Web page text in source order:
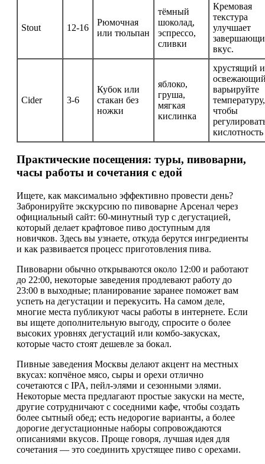
Stout 12-16
Рюмочная
или тюльпан
тёмный
шоколад,
эспрессо,
сливки
Кремовая
текстура
улучшает
вкус.
Cider 3-6
Кубок или
стакан без
ножки
яблоко,
груша,
мягкая
кислинка
хрустящий и
варьируйте
температуру,
чтобы
кислотность
Практические посещения: туры, пивоварни,
часы работы и сочетания с едой
Ищете, как максимально эффективно провести день?
Забронируйте экскурсию по пивоварне Арсенал через
официальный сайт: 60-минутный тур с дегустацией,
который делает крафтовое пиво доступным для
новичков. Здесь вы узнаете, откуда берутся ингредиенты
и как развивается процесс приготовления пива.
Пивоварни обычно открываются около 12:00 и работают
до 22:00, некоторые заведения продлевают работу до
23:00 в выходные; планирование заранее поможет вам
успеть на дегустации и перекусить. На самом деле,
многие места публикуют часы работы в интернете. Если
вы ищете дополнительную выгоду, спросите о более
высоких уровнях дегустаций или комбо-закусках,
которые часто стоят дешевле за бокал.
Пивные заведения Москвы делают акцент на местных
вкусах: копчёное мясо, сыры и орехи отлично
сочетаются с IPA, пейл-элями и сезонными элями.
Некоторые места предлагают простые закуски на месте,
другие сотрудничают с соседними кафе, чтобы создать
более сытный обед; есть недорогие варианты, а более
дорогие дегустационные наборы сопровождаются
описаниями вкусов. Проще говоря, лучшая идея для
сочетания — это соединить хрустящее пиво с орехами.